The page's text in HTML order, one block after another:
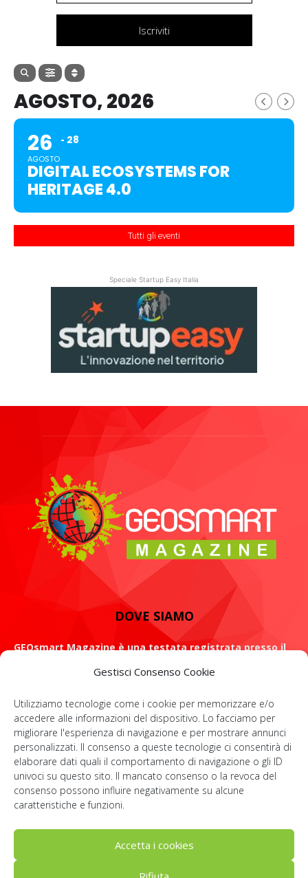
Gestisci Consenso Cookie
Utilizziamo tecnologie come i cookie per memorizzare e/o
accedere alle informazioni del dispositivo. Lo facciamo per
migliorare l'esperienza di navigazione e per mostrare annunci
personalizzati. Il consenso a queste tecnologie ci consentirà di
elaborare dati quali il comportamento di navigazione o gli ID
univoci su questo sito. Il mancato consenso o la revoca del
consenso possono influire negativamente su alcune
caratteristiche e funzioni.
Accetta i cookies
Iscriviti
AGOSTO, 2026
26
AGOSTO
28
DIGITAL ECOSYSTEMS FOR
HERITAGE 4.0
Tutti gli eventi
Speciale Startup Easy Italia
DOVE SIAMO
GEOsmart Magazine è una testata registrata presso il
ROMA: Via Casilina 98, 00182
Contattaci:info@geosmartmagazine.it
SOCIAL